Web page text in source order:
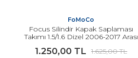
FoMoCo
Focus Silindir Kapak Saplaması
Takımı 1.5/1.6 Dizel 2006-2017 Arası
1.250,00 TL 1.625,00 TL